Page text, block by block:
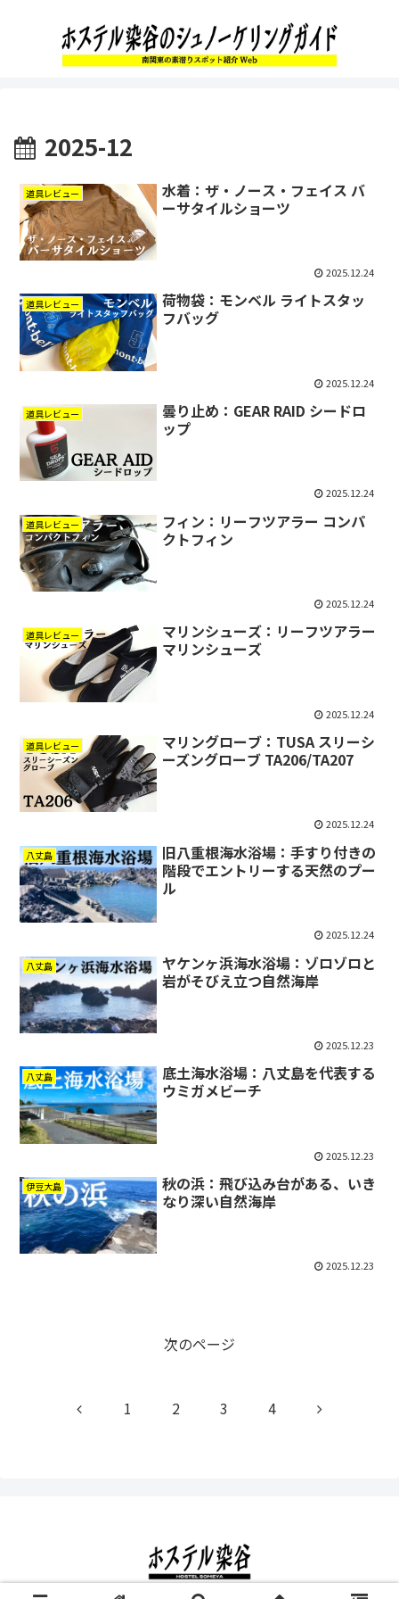
2025-12
道具レビュー
水着：ザ・ノース・フェイス バ
ーサタイルショーツ
2025.12.24
道具レビュー
荷物袋：モンベル ライトスタッ
フバッグ
2025.12.24
道具レビュー
曇り止め：GEAR RAID シードロ
ップ
2025.12.24
道具レビュー
フィン：リーフツアラー コンパ
クトフィン
2025.12.24
道具レビュー
マリンシューズ：リーフツアラー
マリンシューズ
2025.12.24
道具レビュー
マリングローブ：TUSA スリーシ
ーズングローブ TA206/TA207
2025.12.24
八丈島
旧八重根海水浴場：手すり付きの
階段でエントリーする天然のプー
ル
2025.12.24
八丈島
ヤケンヶ浜海水浴場：ゾロゾロと
岩がそびえ立つ自然海岸
2025.12.23
八丈島
底土海水浴場：八丈島を代表する
ウミガメビーチ
2025.12.23
伊豆大島
秋の浜：飛び込み台がある、いき
なり深い自然海岸
2025.12.23
次のページ
前
1 2 3 4
次